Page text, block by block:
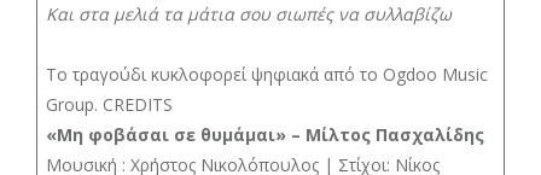
Και στα μελιά τα μάτια σου σιωπές να συλλαβίζω
Το τραγούδι κυκλοφορεί ψηφιακά από το Ogdoo Music
Group. CREDITS
«Μη φοβάσαι σε θυμάμαι» – Μίλτος Πασχαλίδης
Μουσική : Χρήστος Νικολόπουλος | Στίχοι: Νίκος